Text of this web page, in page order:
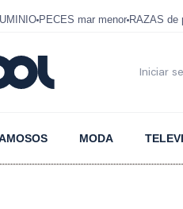
PECES mar menor RAZAS de
Iniciar
MODA